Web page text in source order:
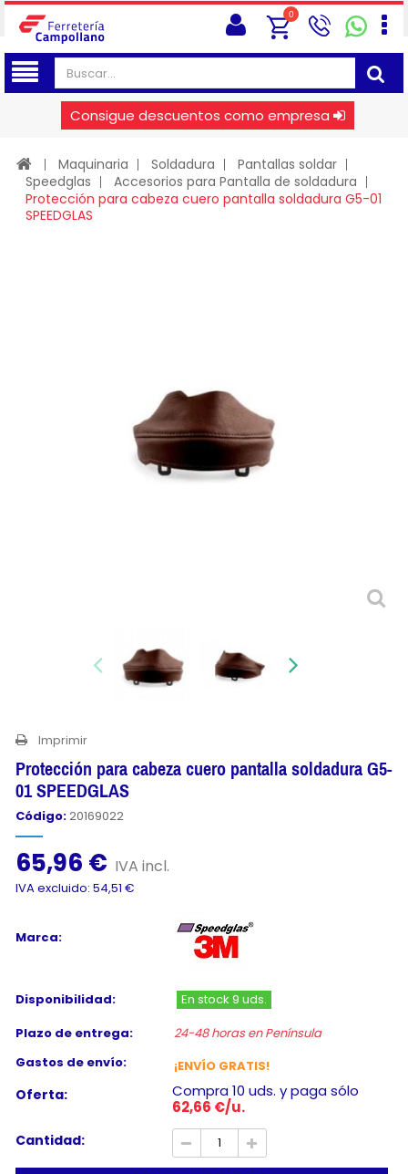
0
Consigue descuentos como empresa
Maquinaria Soldadura
Pantallas soldar
Speedglas
Accesorios para Pantalla de soldadura
Protección para cabeza cuero pantalla soldadura G5-01
SPEEDGLAS
Imprimir
Protección para cabeza cuero pantalla soldadura G5-
01 SPEEDGLAS
Código:20169022
65,96 € IVA incl.
IVA excluido: 54,51 €
Marca:
Disponibilidad:
En stock 9 uds.
Plazo de entrega:
24-48 horas en Península
Gastos de envío:
¡ENVÍO GRATIS!
Oferta:
Compra 10 uds. y paga sólo
62,66 €/u.
Cantidad: